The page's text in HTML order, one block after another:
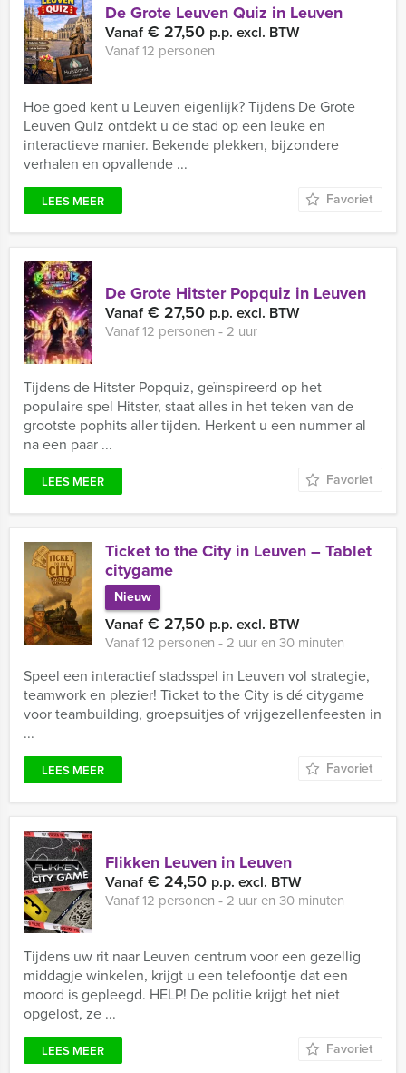
De Grote Leuven Quiz in Leuven
Vanaf€ 27,50 p.p. excl. BTW
Vanaf 12 personen
Hoe goed kent u Leuven eigenlijk? Tijdens De Grote
Leuven Quiz ontdekt u de stad op een leuke en
interactieve manier. Bekende plekken, bijzondere
verhalen en opvallende ...
LEES MEER Favoriet
De Grote Hitster Popquiz in Leuven
Vanaf€ 27,50 p.p. excl. BTW
Vanaf 12 personen ‐ 2 uur
Tijdens de Hitster Popquiz, geïnspireerd op het
populaire spel Hitster, staat alles in het teken van de
grootste pophits aller tijden. Herkent u een nummer al
na een paar ...
LEES MEER Favoriet
Ticket to the City in Leuven – Tablet
citygame
Nieuw
Vanaf€ 27,50 p.p. excl. BTW
Vanaf 12 personen ‐ 2 uur en 30 minuten
Speel een interactief stadsspel in Leuven vol strategie,
teamwork en plezier! Ticket to the City is dé citygame
voor teambuilding, groepsuitjes of vrijgezellenfeesten in
...
LEES MEER Favoriet
Flikken Leuven in Leuven
Vanaf€ 24,50 p.p. excl. BTW
Vanaf 12 personen ‐ 2 uur en 30 minuten
Tijdens uw rit naar Leuven centrum voor een gezellig
middagje winkelen, krijgt u een telefoontje dat een
moord is gepleegd. HELP! De politie krijgt het niet
opgelost, ze ...
LEES MEER Favoriet